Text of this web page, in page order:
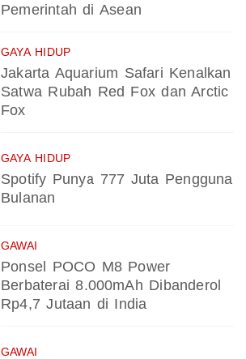
Pemerintah di Asean
GAYA HIDUP
Jakarta Aquarium Safari Kenalkan
Satwa Rubah Red Fox dan Arctic
Fox
GAYA HIDUP
Spotify Punya 777 Juta Pengguna
Bulanan
GAWAI
Ponsel POCO M8 Power
Berbaterai 8.000mAh Dibanderol
Rp4,7 Jutaan di India
GAWAI